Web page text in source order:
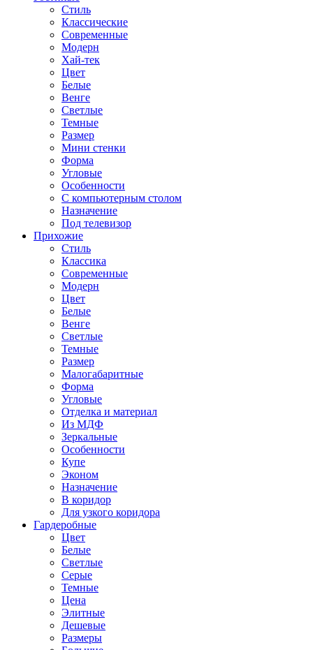
Стиль
Классические
Современные
Модерн
Хай-тек
Цвет
Белые
Венге
Светлые
Темные
Размер
Мини стенки
Форма
Угловые
Особенности
С компьютерным столом
Назначение
Под телевизор
Прихожие
Стиль
Классика
Современные
Модерн
Цвет
Белые
Венге
Светлые
Темные
Размер
Малогабаритные
Форма
Угловые
Отделка и материал
Из МДФ
Зеркальные
Особенности
Купе
Эконом
Назначение
В коридор
Для узкого коридора
Гардеробные
Цвет
Белые
Светлые
Серые
Темные
Цена
Элитные
Дешевые
Размеры